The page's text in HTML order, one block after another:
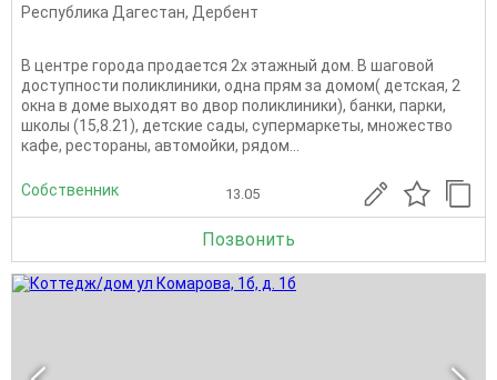
Республика Дагестан, Дербент
В центре города продается 2х этажный дом. В шаговой
доступности поликлиники, одна прям за домом( детская, 2
окна в доме выходят во двор поликлиники), банки, парки,
школы (15,8.21), детские сады, супермаркеты, множество
кафе, рестораны, автомойки, рядом...
Собственник 13.05
Позвонить